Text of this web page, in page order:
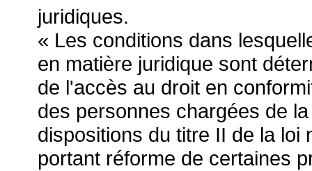
juridiques.
« Les conditions dans
en matière juridique sont
de l'accès au droit en
des personnes chargées de
dispositions du titre II de la loi
portant réforme de certaines